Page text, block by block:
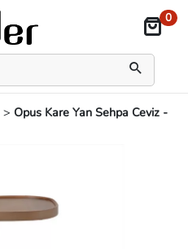
0
> Opus Kare Yan Sehpa Ceviz -